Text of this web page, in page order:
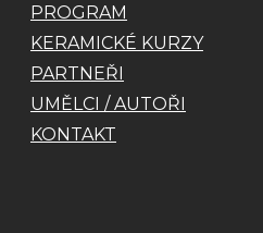
PROGRAM
KERAMICKÉ KURZY
PARTNEŘI
UMĚLCI / AUTOŘI
KONTAKT